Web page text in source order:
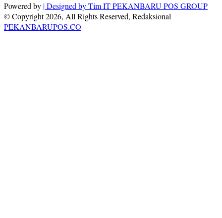
Powered by | Designed byTim IT PEKANBARU POS GROUP
© Copyright 2026, All Rights Reserved, Redaksional
PEKANBARUPOS.CO